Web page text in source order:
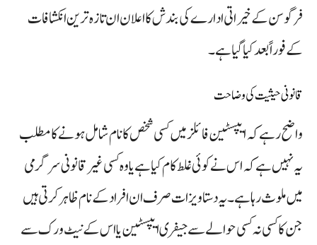
فرگوسن کے خیراتی ادارے کی بندش کا اعلان ان تازہ ترین انکشافات
کے فوراً بعد کیا گیا ہے۔
قانونی حیثیت کی وضاحت
واضح رہے کہ ایپسٹین فائلز میں کسی شخص کا نام شامل ہونے کا مطلب
یہ نہیں ہے کہ اس نے کوئی غلط کام کیا ہے یا وہ کسی غیر قانونی سرگرمی
میں ملوث رہا ہے۔ یہ دستاویزات صرف ان افراد کے نام ظاہر کرتی ہیں
جن کا کسی نہ کسی حوالے سے جیفری ایپسٹین یا اس کے نیٹ ورک سے